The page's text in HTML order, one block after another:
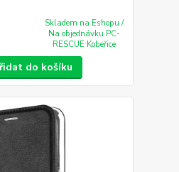
Skladem na Eshopu /
Na objednávku PC-
RESCUE Kobeřice
do košíku